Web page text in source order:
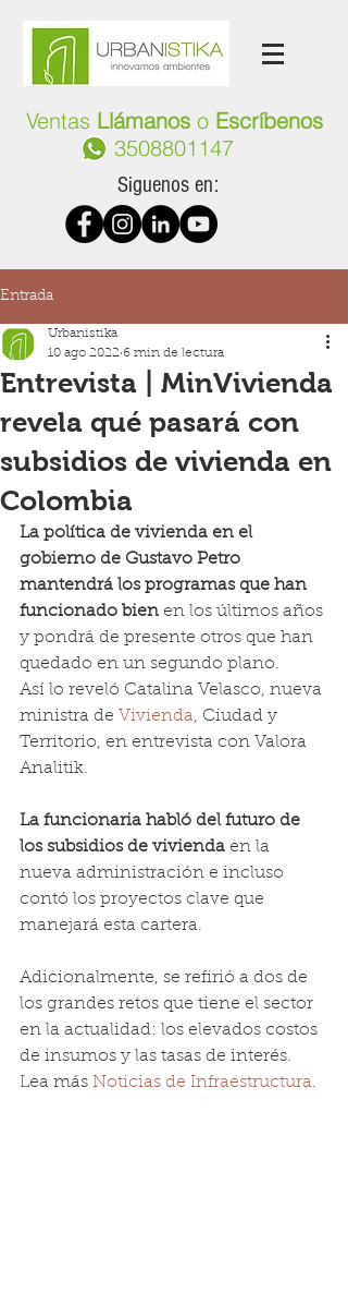
Ventas Llámanos o Escríbenos
3508801147
Siguenos en:
Entrada
Entrevista | MinVivienda
revela qué pasará con
subsidios de vivienda en
Colombia
Urbanistika
10 ago 2022 6 min de lectura
La política de vivienda en el
gobierno de Gustavo Petro
mantendrá los programas que han
funcionado bien en los últimos años
y pondrá de presente otros que han
quedado en un segundo plano.
Así lo reveló Catalina Velasco, nueva
ministra de Vivienda, Ciudad y
Territorio, en entrevista con Valora
Analitik.
La funcionaria habló del futuro de
los subsidios de vivienda en la
nueva administración e incluso
contó los proyectos clave que
manejará esta cartera.
Adicionalmente, se refirió a dos de
los grandes retos que tiene el sector
en la actualidad: los elevados costos
de insumos y las tasas de interés.
Lea más Noticias de Infraestructura.